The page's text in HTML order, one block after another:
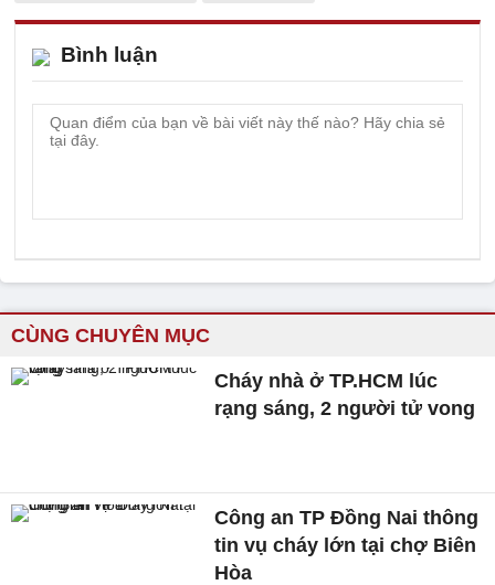
Bình luận
CÙNG CHUYÊN MỤC
Cháy nhà ở TP.HCM lúc
rạng sáng, 2 người tử vong
Công an TP Đồng Nai thông
tin vụ cháy lớn tại chợ Biên
Hòa